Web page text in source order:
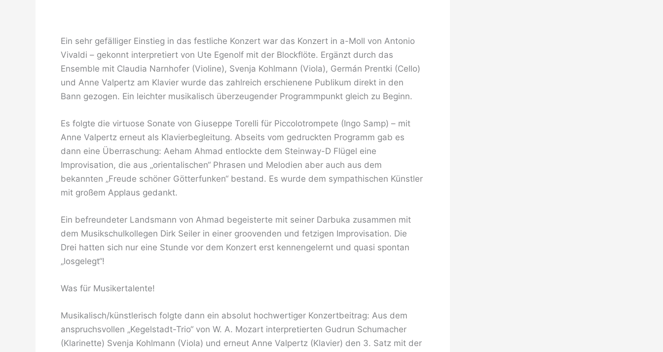
Ein sehr gefälliger Einstieg in das festliche Konzert war das Konzert in a-Moll von Antonio
Vivaldi – gekonnt interpretiert von Ute Egenolf mit der Blockflöte. Ergänzt durch das
Ensemble mit Claudia Narnhofer (Violine), Svenja Kohlmann (Viola), Germán Prentki (Cello)
und Anne Valpertz am Klavier wurde das zahlreich erschienene Publikum direkt in den
Bann gezogen. Ein leichter musikalisch überzeugender Programmpunkt gleich zu Beginn.
Es folgte die virtuose Sonate von Giuseppe Torelli für Piccolotrompete (Ingo Samp) – mit
Anne Valpertz erneut als Klavierbegleitung. Abseits vom gedruckten Programm gab es
dann eine Überraschung: Aeham Ahmad entlockte dem Steinway-D Flügel eine
Improvisation, die aus „orientalischen“ Phrasen und Melodien aber auch aus dem
bekannten „Freude schöner Götterfunken“ bestand. Es wurde dem sympathischen Künstler
mit großem Applaus gedankt.
Ein befreundeter Landsmann von Ahmad begeisterte mit seiner Darbuka zusammen mit
dem Musikschulkollegen Dirk Seiler in einer groovenden und fetzigen Improvisation. Die
Drei hatten sich nur eine Stunde vor dem Konzert erst kennengelernt und quasi spontan
„losgelegt“!
Was für Musikertalente!
Musikalisch/künstlerisch folgte dann ein absolut hochwertiger Konzertbeitrag: Aus dem
anspruchsvollen „Kegelstadt-Trio“ von W. A. Mozart interpretierten Gudrun Schumacher
(Klarinette) Svenja Kohlmann (Viola) und erneut Anne Valpertz (Klavier) den 3. Satz mit der